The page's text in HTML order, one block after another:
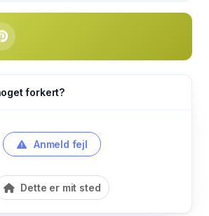
forkert?
Anmeld fejl
Dette er mit sted